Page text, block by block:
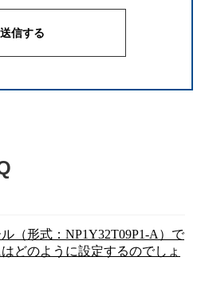
（形式：NP1Y32T09P1-A）で
どのように設定するのでしょ